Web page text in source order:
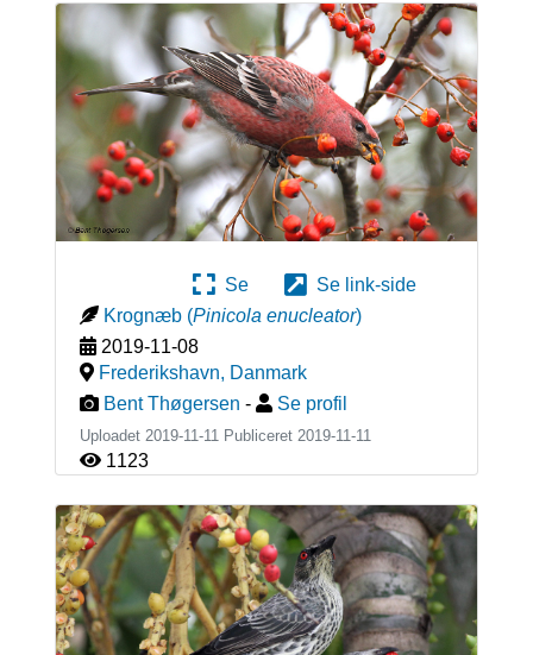
Se
Se link-side
Krognæb (Pinicola enucleator)
2019-11-08
Frederikshavn, Danmark
Bent Thøgersen - Se profil
Uploadet 2019-11-11 Publiceret 2019-11-11
1123